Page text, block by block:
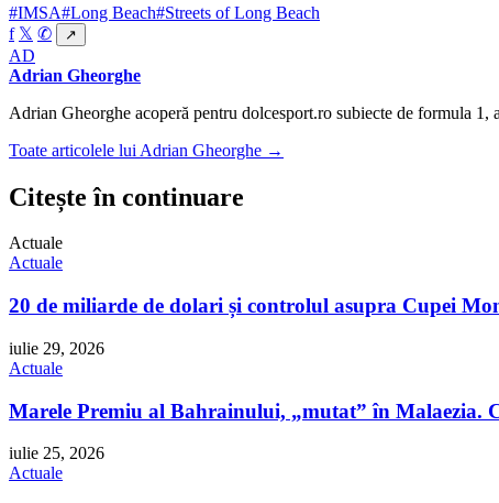
#IMSA#Long Beach#Streets of Long Beach
f 𝕏 ✆ ↗
AD
Adrian Gheorghe
Adrian Gheorghe acoperă pentru dolcesport.ro subiecte de formula 1,
Toate articolele lui Adrian Gheorghe →
Citește în continuare
Actuale
Actuale
20 de miliarde de dolari și controlul asupra Cupei
iulie 29, 2026
Actuale
Marele Premiu al Bahrainului, „mutat” în Malaezia.
iulie 25, 2026
Actuale